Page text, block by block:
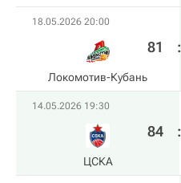
18.05.2026 20:00
Локомотив-Кубань
81 :
14.05.2026 19:30
ЦСКА
84 :